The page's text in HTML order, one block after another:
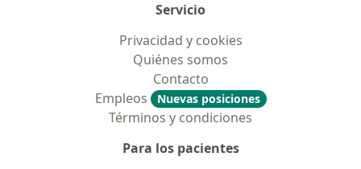
Servicio
Privacidad y cookies
Quiénes somos
Contacto
Empleos
Nuevas posiciones
Términos y condiciones
Para los pacientes